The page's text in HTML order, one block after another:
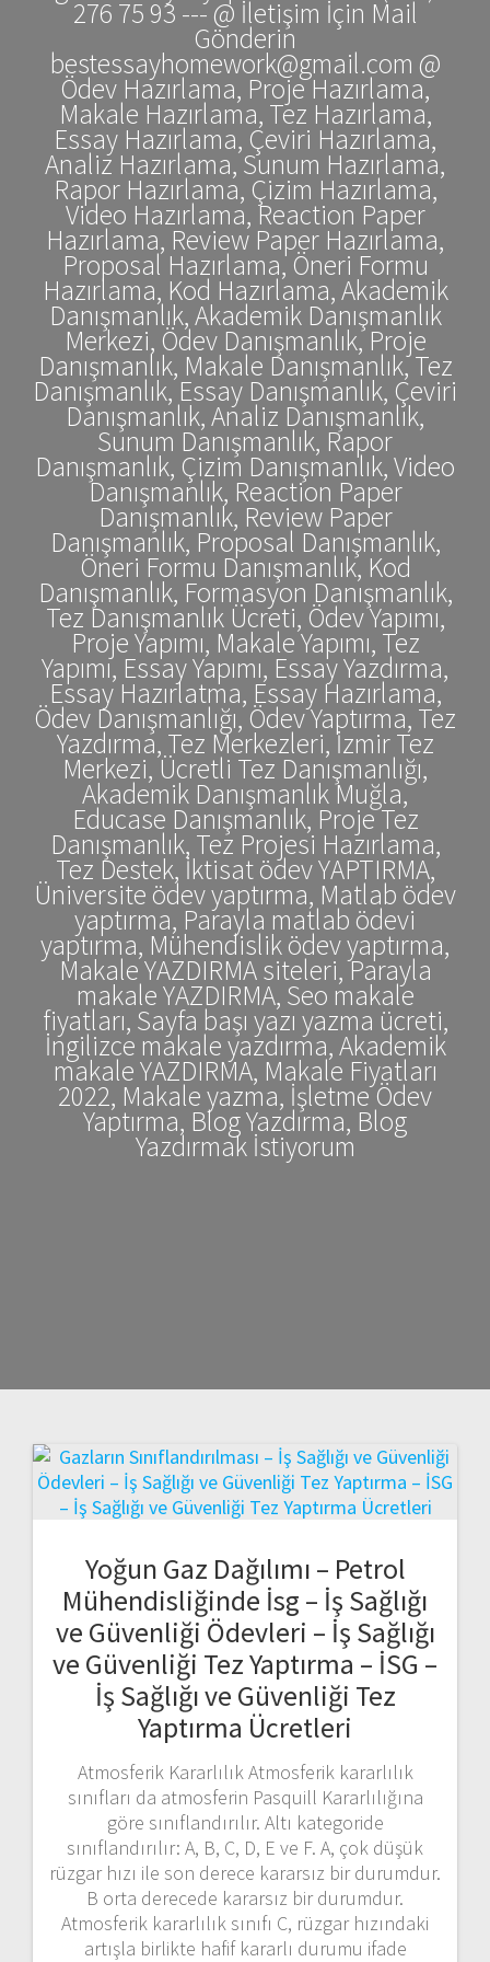
276 75 93 --- @ İletişim İçin Mail
Gönderin
bestessayhomework@gmail.com @
Ödev Hazırlama, Proje Hazırlama,
Makale Hazırlama, Tez Hazırlama,
Essay Hazırlama, Çeviri Hazırlama,
Analiz Hazırlama, Sunum Hazırlama,
Rapor Hazırlama, Çizim Hazırlama,
Video Hazırlama, Reaction Paper
Hazırlama, Review Paper Hazırlama,
Proposal Hazırlama, Öneri Formu
Hazırlama, Kod Hazırlama, Akademik
Danışmanlık, Akademik Danışmanlık
Merkezi, Ödev Danışmanlık, Proje
Danışmanlık, Makale Danışmanlık, Tez
Danışmanlık, Essay Danışmanlık, Çeviri
Danışmanlık, Analiz Danışmanlık,
Sunum Danışmanlık, Rapor
Danışmanlık, Çizim Danışmanlık, Video
Danışmanlık, Reaction Paper
Danışmanlık, Review Paper
Danışmanlık, Proposal Danışmanlık,
Öneri Formu Danışmanlık, Kod
Danışmanlık, Formasyon Danışmanlık,
Tez Danışmanlık Ücreti, Ödev Yapımı,
Proje Yapımı, Makale Yapımı, Tez
Yapımı, Essay Yapımı, Essay Yazdırma,
Essay Hazırlatma, Essay Hazırlama,
Ödev Danışmanlığı, Ödev Yaptırma, Tez
Yazdırma, Tez Merkezleri, İzmir Tez
Merkezi, Ücretli Tez Danışmanlığı,
Akademik Danışmanlık Muğla,
Educase Danışmanlık, Proje Tez
Danışmanlık, Tez Projesi Hazırlama,
Tez Destek, İktisat ödev YAPTIRMA,
Üniversite ödev yaptırma, Matlab ödev
yaptırma, Parayla matlab ödevi
yaptırma, Mühendislik ödev yaptırma,
Makale YAZDIRMA siteleri, Parayla
makale YAZDIRMA, Seo makale
fiyatları, Sayfa başı yazı yazma ücreti,
İngilizce makale yazdırma, Akademik
makale YAZDIRMA, Makale Fiyatları
2022, Makale yazma, İşletme Ödev
Yaptırma, Blog Yazdırma, Blog
Yazdırmak İstiyorum
Yoğun Gaz Dağılımı – Petrol
Mühendisliğinde İsg – İş Sağlığı
ve Güvenliği Ödevleri – İş Sağlığı
ve Güvenliği Tez Yaptırma – İSG –
İş Sağlığı ve Güvenliği Tez
Yaptırma Ücretleri
Atmosferik Kararlılık Atmosferik kararlılık
sınıfları da atmosferin Pasquill Kararlılığına
göre sınıflandırılır. Altı kategoride
sınıflandırılır: A, B, C, D, E ve F. A, çok düşük
rüzgar hızı ile son derece kararsız bir durumdur.
B orta derecede kararsız bir durumdur.
Atmosferik kararlılık sınıfı C, rüzgar hızındaki
artışla birlikte hafif kararlı durumu ifade